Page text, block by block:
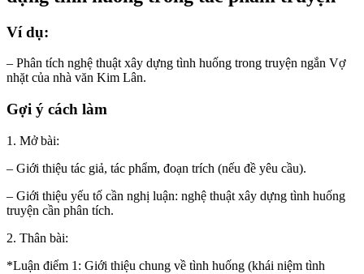
Ví dụ:
– Phân tích nghệ thuật xây dựng tình huống trong truyện ngắn Vợ
nhặt của nhà văn Kim Lân.
Gợi ý cách làm
1. Mở bài:
– Giới thiệu tác giả, tác phẩm, đoạn trích (nếu đề yêu cầu).
– Giới thiệu yếu tố cần nghị luận: nghệ thuật xây dựng tình huống
truyện cần phân tích.
2. Thân bài:
*Luận điểm 1: Giới thiệu chung về tình huống (khái niệm tình